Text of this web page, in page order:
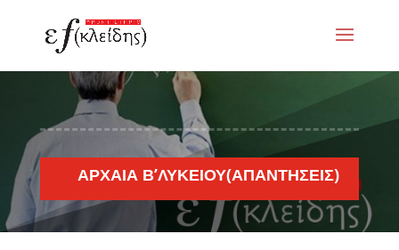
ΑΡΧΑΊΑ Β’ΛΥΚΕΊΟΥ(ΑΠΑΝΤΉΣΕΙΣ)